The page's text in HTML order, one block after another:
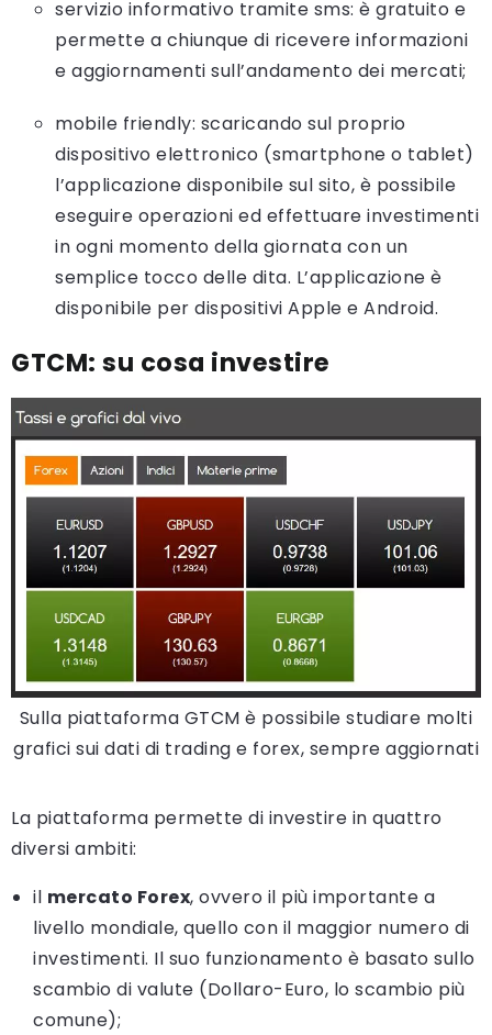
servizio informativo tramite sms: è gratuito e
permette a chiunque di ricevere informazioni
e aggiornamenti sull’andamento dei mercati;
mobile friendly: scaricando sul proprio
dispositivo elettronico (smartphone o tablet)
l’applicazione disponibile sul sito, è possibile
eseguire operazioni ed effettuare investimenti
in ogni momento della giornata con un
semplice tocco delle dita. L’applicazione è
disponibile per dispositivi Apple e Android.
GTCM: su cosa investire
Sulla piattaforma GTCM è possibile studiare molti
grafici sui dati di trading e forex, sempre aggiornati
La piattaforma permette di investire in quattro
diversi ambiti:
il mercato Forex, ovvero il più importante a
livello mondiale, quello con il maggior numero di
investimenti. Il suo funzionamento è basato sullo
scambio di valute (Dollaro-Euro, lo scambio più
comune);